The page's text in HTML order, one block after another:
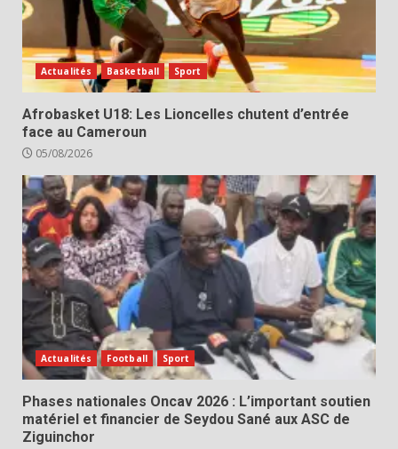
Actualités Basketball Sport
Afrobasket U18: Les Lioncelles chutent d’entrée
face au Cameroun
05/08/2026
Actualités Football Sport
Phases nationales Oncav 2026 : L’important soutien
matériel et financier de Seydou Sané aux ASC de
Ziguinchor